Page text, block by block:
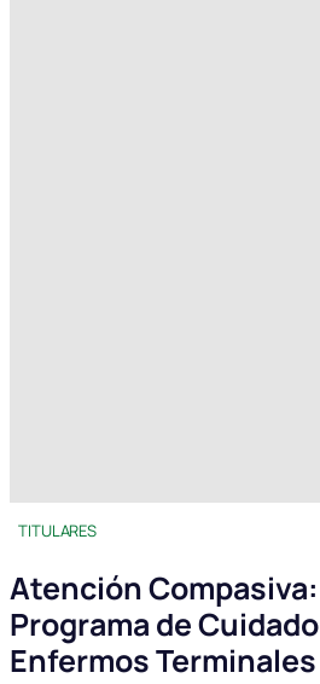
TITULARES
Atención
Programa de
Enfermos